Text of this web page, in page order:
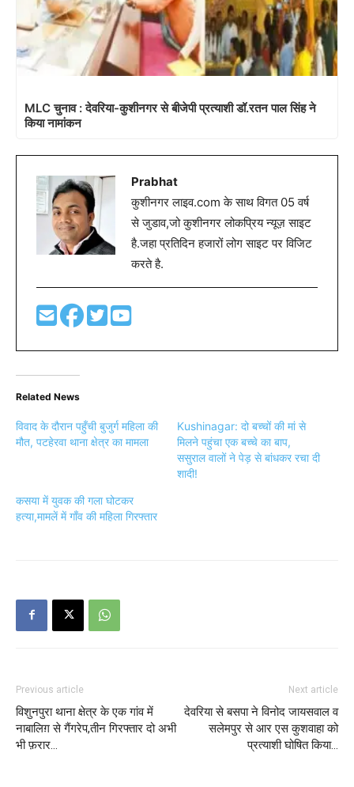
MLC चुनाव : देवरिया-कुशीनगर से बीजेपी प्रत्याशी डॉ.रतन पाल सिंह ने
किया नामांकन
Prabhat
कुशीनगर लाइव.com के साथ विगत 05 वर्ष
से जुडाव,जो कुशीनगर लोकप्रिय न्यूज़ साइट
है.जहा प्रतिदिन हजारों लोग साइट पर विजिट
करते है.
Related News
विवाद के दौरान पहुँची बुजुर्ग महिला की
मौत, पटहेरवा थाना क्षेत्र का मामला
Kushinagar: दो बच्चों की मां से
मिलने पहुंचा एक बच्चे का बाप,
ससुराल वालों ने पेड़ से बांधकर रचा दी
शादी!
कसया में युवक की गला घोटकर
हत्या,मामलें में गाँव की महिला गिरफ्तार
Previous article
विशुनपुरा थाना क्षेत्र के एक गांव में
नाबालिग़ से गैंगरेप,तीन गिरफ्तार दो अभी
भी फ़रार…
Next article
देवरिया से बसपा ने विनोद जायसवाल व
सलेमपुर से आर एस कुशवाहा को
प्रत्याशी घोषित किया…